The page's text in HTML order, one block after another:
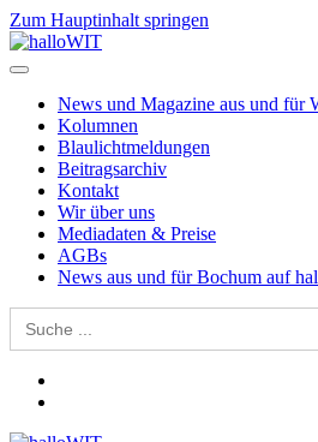
Zum Hauptinhalt springen
News und Magazine aus und für
Kolumnen
Blaulichtmeldungen
Beitragsarchiv
Kontakt
Wir über uns
Mediadaten & Preise
AGBs
News aus und für Bochum auf
Search
for: